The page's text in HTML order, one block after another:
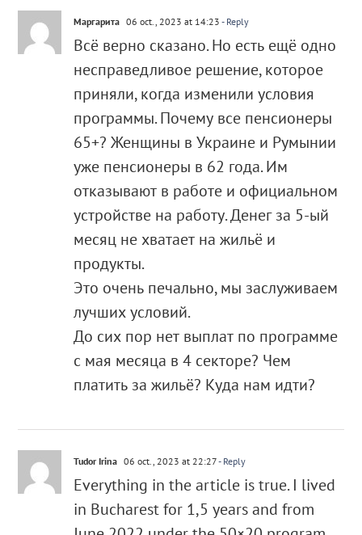
Маргарита 06 oct., 2023 at 14:23 - Reply
Всё верно сказано. Но есть ещё одно
несправедливое решение, которое
приняли, когда изменили условия
программы. Почему все пенсионеры
65+? Женщины в Украине и Румынии
уже пенсионеры в 62 года. Им
отказывают в работе и официальном
устройстве на работу. Денег за 5-ый
месяц не хватает на жильё и
продукты.
Это очень печально, мы заслуживаем
лучших условий.
До сих пор нет выплат по программе
с мая месяца в 4 секторе? Чем
платить за жильё? Куда нам идти?
Tudor Irina 06 oct., 2023 at 22:27- Reply
Everything in the article is true. I lived
in Bucharest for 1,5 years and from